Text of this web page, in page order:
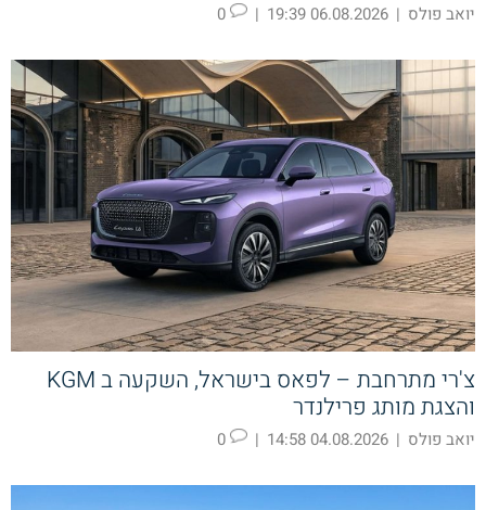
יואב פולס |
06.08.2026 19:39
|
צ'רי מתרחבת – לפאס בישראל, השקעה ב KGM
והצגת מותג פרילנדר
יואב פולס |
04.08.2026 14:58
|